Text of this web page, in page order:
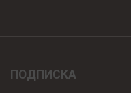
ПОДПИСКА